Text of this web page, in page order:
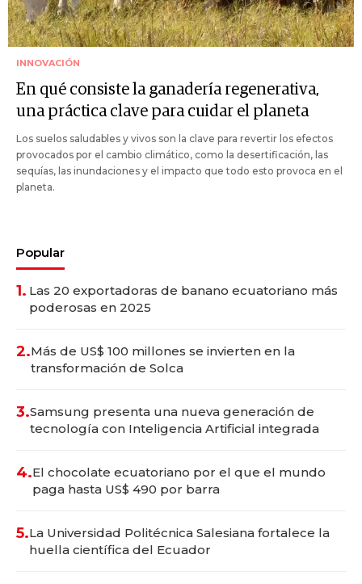
INNOVACIÓN
En qué consiste la ganadería regenerativa,
una práctica clave para cuidar el planeta
Los suelos saludables y vivos son la clave para revertir los efectos
provocados por el cambio climático, como la desertificación, las
sequías, las inundaciones y el impacto que todo esto provoca en el
planeta.
Popular
1. Las 20 exportadoras de banano ecuatoriano más
poderosas en 2025
2.Más de US$ 100 millones se invierten en la
transformación de Solca
3.Samsung presenta una nueva generación de
tecnología con Inteligencia Artificial integrada
4.El chocolate ecuatoriano por el que el mundo
paga hasta US$ 490 por barra
5.La Universidad Politécnica Salesiana fortalece la
huella científica del Ecuador